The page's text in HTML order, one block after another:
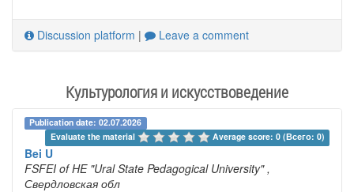
Discussion platform | Leave a comment
Культурология и искусствоведение
Publication date: 02.07.2026
Evaluate the material
Average score: 0 (Всего: 0)
Bei U
FSFEI of HE "Ural State Pedagogical University" ,
Свердловская обл